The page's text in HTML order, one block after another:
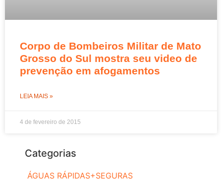
Corpo de Bombeiros Militar de Mato
Grosso do Sul mostra seu video de
prevenção em afogamentos
LEIA MAIS »
4 de fevereiro de 2015
Categorias
ÁGUAS RÁPIDAS+SEGURAS